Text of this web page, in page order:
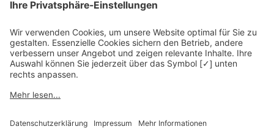
Kontakt
Datenschutz
Newsletter